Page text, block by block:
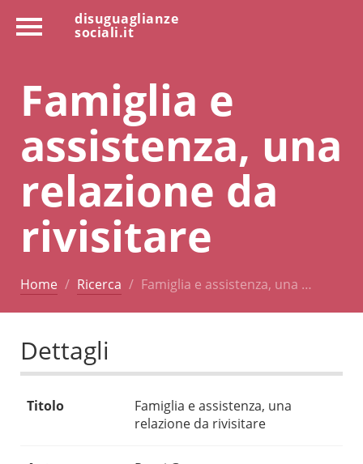
disuguaglianze
sociali.it
Famiglia e
assistenza, una
relazione da
rivisitare
Home Ricerca Famiglia e assistenza, una …
Dettagli
Titolo
Famiglia e assistenza, una
relazione da rivisitare